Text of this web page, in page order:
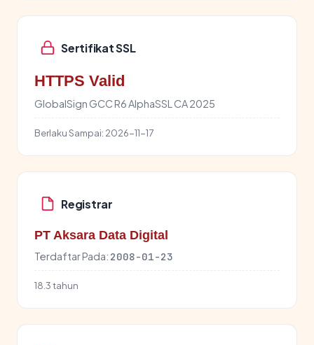
Sertifikat SSL
HTTPS Valid
GlobalSign GCC R6 AlphaSSL CA 2025
Berlaku Sampai: 2026-11-17
Registrar
PT Aksara Data Digital
Terdaftar Pada: 2008-01-23
18.3 tahun